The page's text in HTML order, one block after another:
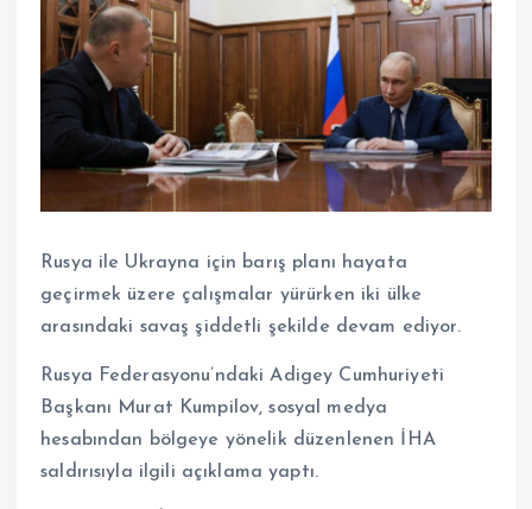
Rusya ile Ukrayna için barış planı hayata
geçirmek üzere çalışmalar yürürken iki ülke
arasındaki savaş şiddetli şekilde devam ediyor.
Rusya Federasyonu’ndaki Adigey Cumhuriyeti
Başkanı Murat Kumpilov, sosyal medya
hesabından bölgeye yönelik düzenlenen İHA
saldırısıyla ilgili açıklama yaptı.